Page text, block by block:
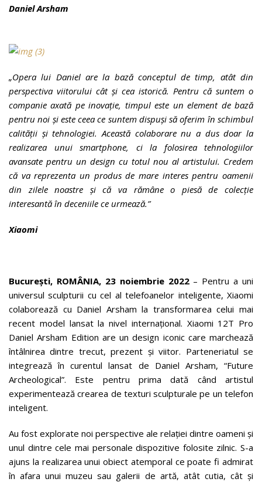
Daniel Arsham
„Opera lui Daniel are la bază conceptul de timp, atât din
perspectiva viitorului cât și cea istorică. Pentru că suntem o
companie axată pe inovație, timpul este un element de bază
pentru noi și este ceea ce suntem dispuși să oferim în schimbul
calității și tehnologiei. Această colaborare nu a dus doar la
realizarea unui smartphone, ci la folosirea tehnologiilor
avansate pentru un design cu totul nou al artistului. Credem
că va reprezenta un produs de mare interes pentru oamenii
din zilele noastre și că va rămâne o piesă de colecție
interesantă în deceniile ce urmează.”
Xiaomi
București, ROMÂNIA, 23 noiembrie 2022– Pentru a uni
universul sculpturii cu cel al telefoanelor inteligente, Xiaomi
colaborează cu Daniel Arsham la transformarea celui mai
recent model lansat la nivel internațional. Xiaomi 12T Pro
Daniel Arsham Edition are un design iconic care marchează
întâlnirea dintre trecut, prezent și viitor. Parteneriatul se
integrează în curentul lansat de Daniel Arsham, “Future
Archeological”. Este pentru prima dată când artistul
experimentează crearea de texturi sculpturale pe un telefon
inteligent.
Au fost explorate noi perspective ale relației dintre oameni și
unul dintre cele mai personale dispozitive folosite zilnic. S-a
ajuns la realizarea unui obiect atemporal ce poate fi admirat
în afara unui muzeu sau galerii de artă, atât cutia, cât și